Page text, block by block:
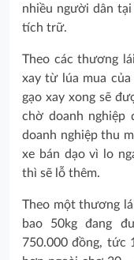
nhiều người dân
tích trữ.
Theo các thương
xay từ lúa mua
gạo xay xong sẽ
chờ doanh nghiệp
doanh nghiệp thu
xe bán dạo vì lo
thì sẽ lỗ thêm.
Theo một thương
bao 50kg đang
750.000 đồng, tức